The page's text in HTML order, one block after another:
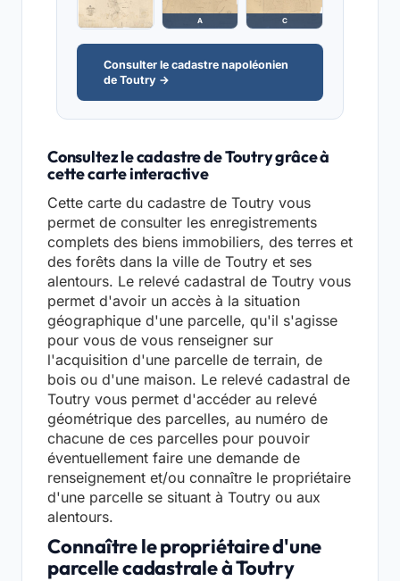
A C
Consulter le cadastre napoléonien
de Toutry →
Consultez le cadastre de Toutry grâce à
cette carte interactive
Cette carte du cadastre de Toutry vous
permet de consulter les enregistrements
complets des biens immobiliers, des terres et
des forêts dans la ville de Toutry et ses
alentours. Le relevé cadastral de Toutry vous
permet d'avoir un accès à la situation
géographique d'une parcelle, qu'il s'agisse
pour vous de vous renseigner sur
l'acquisition d'une parcelle de terrain, de
bois ou d'une maison. Le relevé cadastral de
Toutry vous permet d'accéder au relevé
géométrique des parcelles, au numéro de
chacune de ces parcelles pour pouvoir
éventuellement faire une demande de
renseignement et/ou connaître le propriétaire
d'une parcelle se situant à Toutry ou aux
alentours.
Connaître le propriétaire d'une
parcelle cadastrale à Toutry